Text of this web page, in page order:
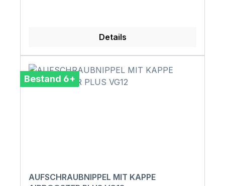
Details
Bestand 6+
AUFSCHRAUBNIPPEL MIT KAPPE